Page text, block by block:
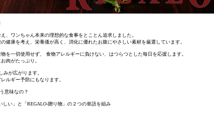
防虫・虫よ
、ワンちゃん本来の理想的な食事をとことん追求しました。
健康を考え、栄養価が高く、消化に優れたお腹にやさしい素材を厳選しています。
を一切使用せず、 食物アレルギーに負けない、はつらつとした毎日を応援します。
肉がたっぷり。
みが広がります。
ルギー予防にもなります。
意味なの？
しい」と「REGALO-贈り物」の２つの単語を組み